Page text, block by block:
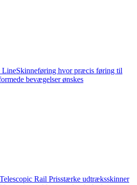
LineSkinneføring hvor præcis føring til
bevægelser ønskes
Rail Prisstærke udtræksskinner